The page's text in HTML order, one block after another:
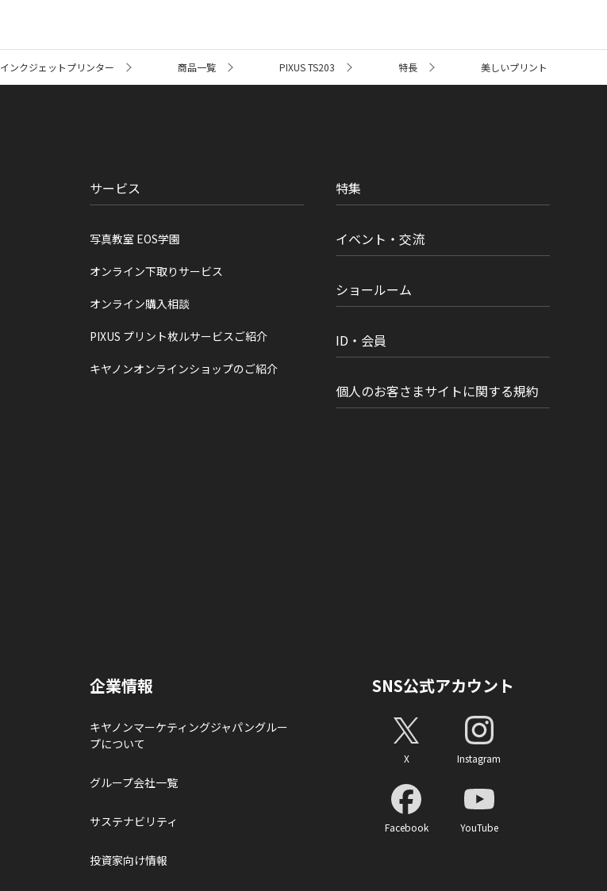
インクジェットプリンター 商品一覧 PIXUS TS203 特長 美しいプリント
サービス
写真教室 EOS学園
オンライン下取りサービス
オンライン購入相談
PIXUS プリント枚ルサービスご紹介
キヤノンオンラインショップのご紹介
特集
イベント・交流
ショールーム
ID・会員
個人のお客さまサイトに関する規約
企業情報
キヤノンマーケティングジャパングルー
プについて
グループ会社一覧
サステナビリティ
投資家向け情報
SNS公式アカウント
X Instagram
Facebook YouTube